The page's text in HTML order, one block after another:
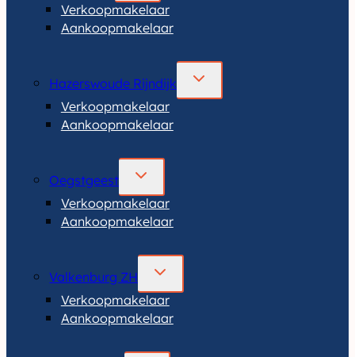
Verkoopmakelaar
Aankoopmakelaar
Hazerswoude Rijndijk
TOGGLE
Verkoopmakelaar
Aankoopmakelaar
Oegstgeest
TOGGLE
Verkoopmakelaar
Aankoopmakelaar
Valkenburg ZH
TOGGLE
Verkoopmakelaar
Aankoopmakelaar